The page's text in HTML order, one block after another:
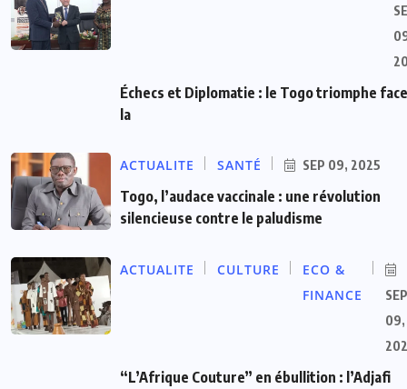
Échecs et Diplomatie : le Togo triomphe
la
ACTUALITE SANTÉ SEP 09, 2025
Togo, l’audace vaccinale : une révolution
silencieuse contre le paludisme
ACTUALITE CULTURE
ECO &
FINANCE
SEP
09,
“L’Afrique Couture” en ébullition : l’Adjafi